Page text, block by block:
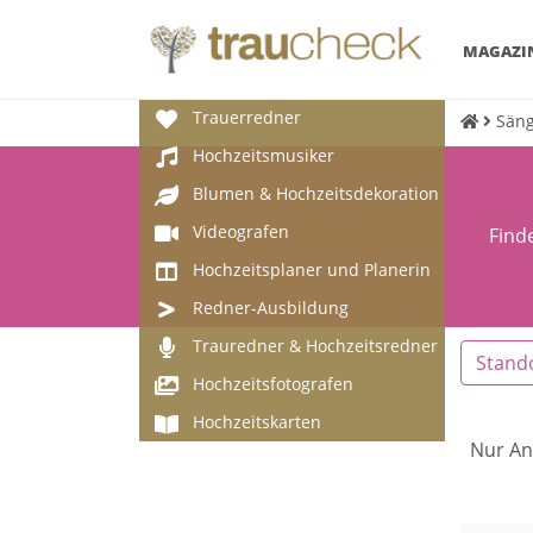
Trauerredner
Hochzeitsmusiker
Blumen & Hochzeitsdekoration
Videografen
Hochzeitsplaner und Planerin
Redner-Ausbildung
Trauredner & Hochzeitsredner
Hochzeitsfotografen
Hochzeitskarten
Nur